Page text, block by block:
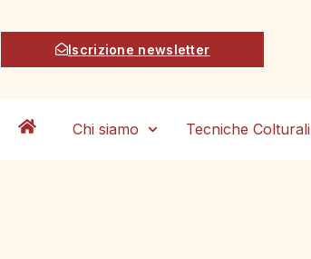
Iscrizione newsletter
Chi siamo Tecniche Colturali